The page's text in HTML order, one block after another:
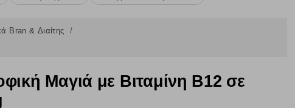
Bran & Διαίτης
Μαγιά με Βιταμίνη Β12 σε